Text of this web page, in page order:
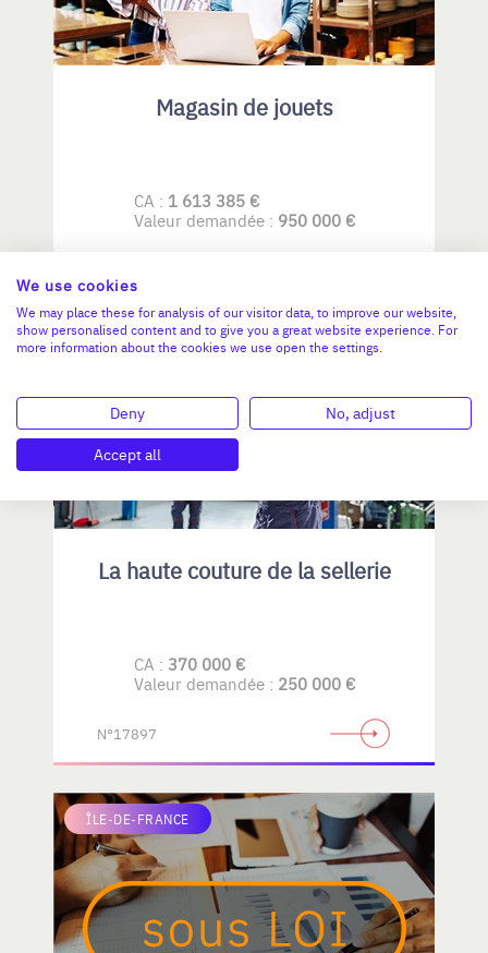
Magasin de jouets
CA : 1 613 385 €
Valeur demandée : 950 000 €
ÎLE-DE-FRANCE
La haute couture de la sellerie
CA : 370 000 €
Valeur demandée : 250 000 €
N°17897
ÎLE-DE-FRANCE
We use cookies
We may place these for analysis of our visitor data, to improve our website,
show personalised content and to give you a great website experience. For
more information about the cookies we use open the settings.
Deny
No, adjust
Accept all